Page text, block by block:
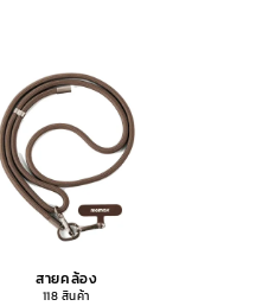
สายคล้อง
118 สินค้า